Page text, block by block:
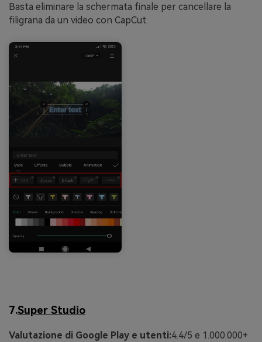
Basta eliminare la schermata finale per cancellare la
filigrana da un video con CapCut.
7.Super Studio
Valutazione di Google Play e utenti:4.4/5 e 1.000.000+